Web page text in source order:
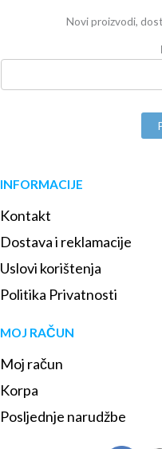
Novi proizvodi,
INFORMACIJE
Kontakt
Dostava i reklamacije
Uslovi korištenja
Politika Privatnosti
MOJ RAČUN
Moj račun
Korpa
Posljednje narudžbe